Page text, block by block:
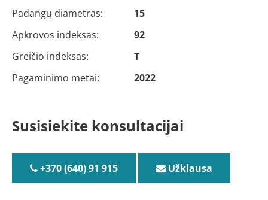
Padangų diametras:
15
Apkrovos indeksas:
92
Greičio indeksas:
T
Pagaminimo metai:
2022
Susisiekite konsultacijai
+370 (640) 91 915 Užklausa